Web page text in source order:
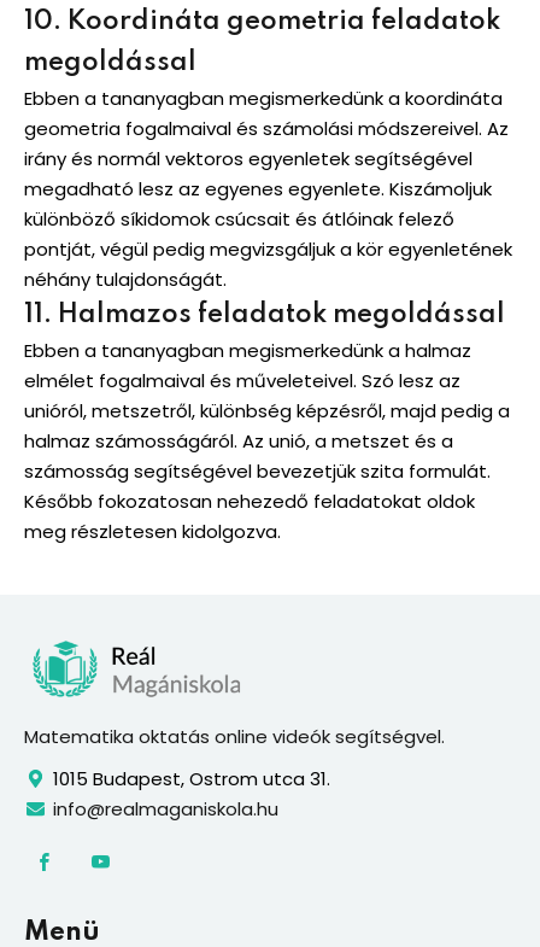
10. Koordináta geometria feladatok
megoldással
Ebben a tananyagban megismerkedünk a koordináta
geometria fogalmaival és számolási módszereivel. Az
irány és normál vektoros egyenletek segítségével
megadható lesz az egyenes egyenlete. Kiszámoljuk
különböző síkidomok csúcsait és átlóinak felező
pontját, végül pedig megvizsgáljuk a kör egyenletének
néhány tulajdonságát.
11. Halmazos feladatok megoldással
Ebben a tananyagban megismerkedünk a halmaz
elmélet fogalmaival és műveleteivel. Szó lesz az
unióról, metszetről, különbség képzésről, majd pedig a
halmaz számosságáról. Az unió, a metszet és a
számosság segítségével bevezetjük szita formulát.
Később fokozatosan nehezedő feladatokat oldok
meg részletesen kidolgozva.
Matematika oktatás online videók segítségvel.
1015 Budapest, Ostrom utca 31.
info@realmaganiskola.hu
Menü